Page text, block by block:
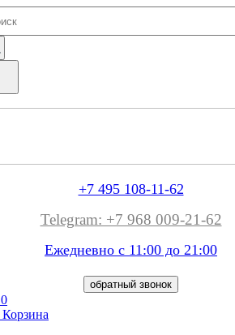
+7 495 108-11-62
Telegram: +7 968 009-21-62
Ежедневно с 11:00 до 21:00
обратный звонок
0
Корзина